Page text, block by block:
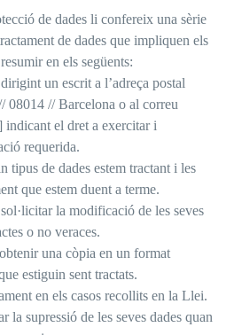
de dades li confereix una sèrie
de dades que impliquen els
en els següents:
un escrit a l’adreça postal
08014 // Barcelona o al correu
indicant el dret a exercitar i
requerida.
tipus de dades estem tractant i les
que estem duent a terme.
la modificació de les seves
o no veraces.
una còpia en un format
estiguin sent tractats.
en els casos recollits en la Llei.
la supressió de les seves dades quan